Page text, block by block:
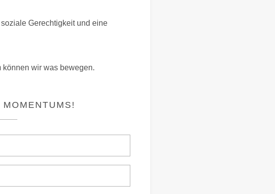
Gerechtigkeit und eine
können wir was bewegen.